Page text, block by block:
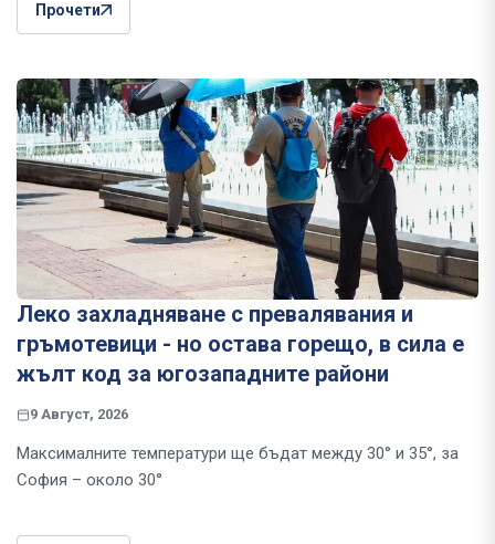
Прочети
Леко захладняване с превалявания и
гръмотевици - но остава горещо, в сила е
жълт код за югозападните райони
9 Август, 2026
Максималните температури ще бъдат между 30° и 35°, за
София – около 30°